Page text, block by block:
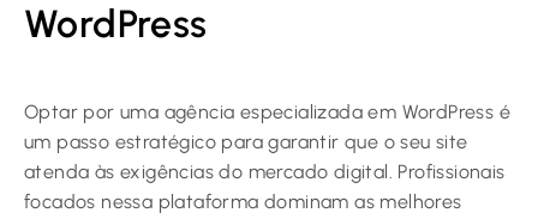
WordPress
Optar por uma agência especializada em WordPress é
um passo estratégico para garantir que o seu site
atenda às exigências do mercado digital. Profissionais
focados nessa plataforma dominam as melhores